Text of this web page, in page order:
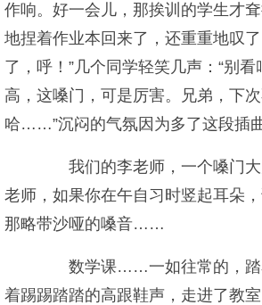
作响。好一会儿，那挨训的学生才
地捏着作业本回来了，还重重地叹
了，呼！”几个同学轻笑几声：“别
高，这嗓门，可是厉害。兄弟，下
哈……”沉闷的气氛因为多了这段插
我们的李老师，一个嗓门大
老师，如果你在午自习时竖起耳朵
那略带沙哑的嗓音……
数学课……一如往常的，踏
着踢踢踏踏的高跟鞋声，走进了教